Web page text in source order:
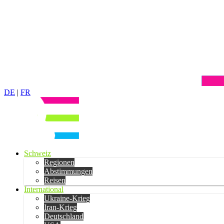
DE | FR
Schweiz
Regionen
Abstimmungen
Reisen
International
Ukraine-Krieg
Iran-Krieg
Deutschland